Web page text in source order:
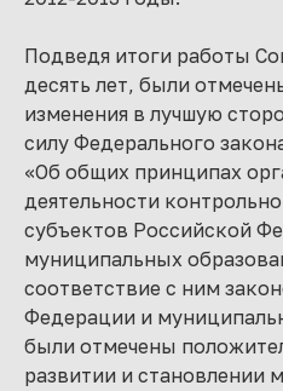
Подведя итоги работы
десять лет, были
изменения в лучшую
силу Федерального
«Об общих принципах
деятельности
субъектов Российской
муниципальных
соответствие с ним
Федерации и
были отмечены
развитии и становлении